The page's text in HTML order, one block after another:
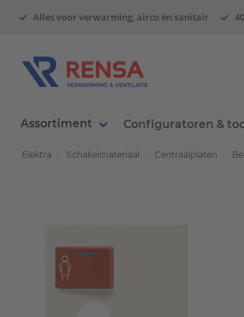
Alles voor verwarming, airco én sanitair
Assortiment Configuratoren &
Elektra Schakelmateriaal Centraalplaten